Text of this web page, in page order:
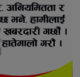
गुमाएकी
गढवाद्वारा १०